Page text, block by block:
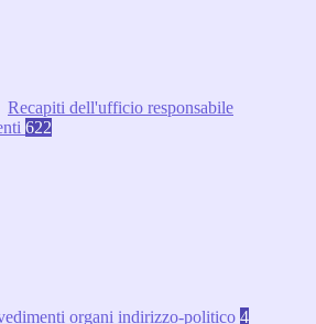
Recapiti dell'ufficio responsabile
622
organi indirizzo-politico 4